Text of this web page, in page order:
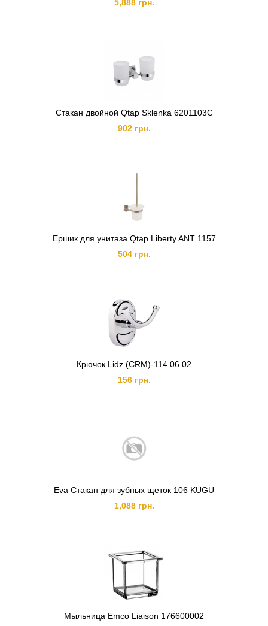
5,888 грн.
Стакан двойной Qtap Sklenka 6201103C
902 грн.
Ершик для унитаза Qtap Liberty ANT 1157
504 грн.
Крючок Lidz (CRM)-114.06.02
156 грн.
Eva Стакан для зубных щеток 106 KUGU
1,088 грн.
Мыльница Emco Liaison 176600002